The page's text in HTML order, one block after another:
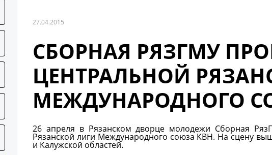
27.04.2015
СБОРНАЯ РЯЗГМУ
ЦЕНТРАЛЬНОЙ
МЕЖДУНАРОДНОГО
26 апреля в Рязанском дворце молодежи Сборная
Рязанской лиги Международного союза КВН. На сцену
и Калужской областей.